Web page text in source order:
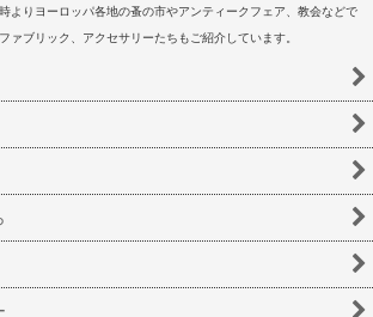
よりヨーロッパ各地の蚤の市やアンティークフェア、教会などで
ァブリック、アクセサリーたちもご紹介しています。